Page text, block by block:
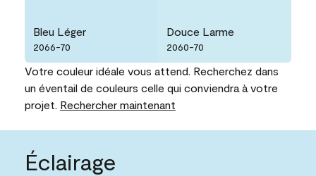
Bleu Léger
2066-70
Douce Larme
2060-70
Votre couleur idéale vous attend. Recherchez dans
un éventail de couleurs celle qui conviendra à votre
projet. Rechercher maintenant
Éclairage